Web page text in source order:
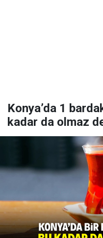
Konya’da 1
kadar da olmaz